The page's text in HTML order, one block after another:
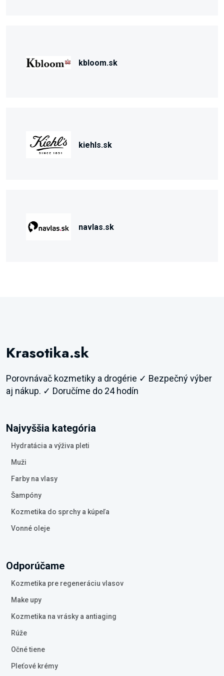
kbloom.sk
kiehls.sk
navlas.sk
Krasotika.sk
Porovnávač kozmetiky a drogérie ✓ Bezpečný výber
aj nákup. ✓ Doručíme do 24 hodín
Najvyššia kategória
Hydratácia a výživa pleti
Muži
Farby na vlasy
Šampóny
Kozmetika do sprchy a kúpeľa
Vonné oleje
Odporúčame
Kozmetika pre regeneráciu vlasov
Make upy
Kozmetika na vrásky a antiaging
Rúže
Očné tiene
Pleťové krémy